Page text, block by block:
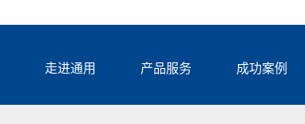
走进通用 产品服务 成功案例